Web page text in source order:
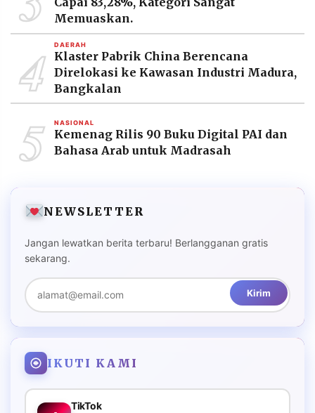
Memuaskan.
4 DAERAH
Klaster Pabrik China Berencana
Direlokasi ke Kawasan Industri Madura,
Bangkalan
5 NASIONAL
Kemenag Rilis 90 Buku Digital PAI dan
Bahasa Arab untuk Madrasah
NEWSLETTER
Jangan lewatkan berita terbaru! Berlangganan gratis
sekarang.
Kirim
IKUTI KAMI
TikTok